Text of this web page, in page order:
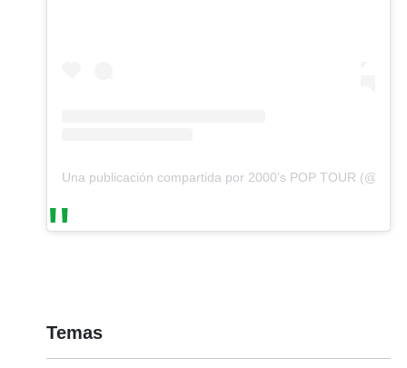
Una publicación compartida por 2000’s POP TOUR
Temas